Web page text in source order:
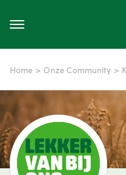
Home > Onze Community >